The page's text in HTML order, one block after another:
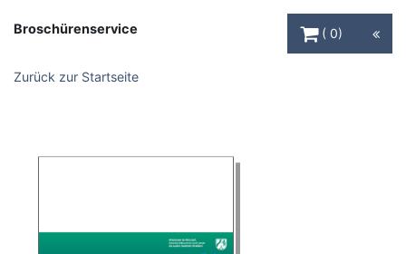
Broschürenservice
0
Zurück zur Startseite